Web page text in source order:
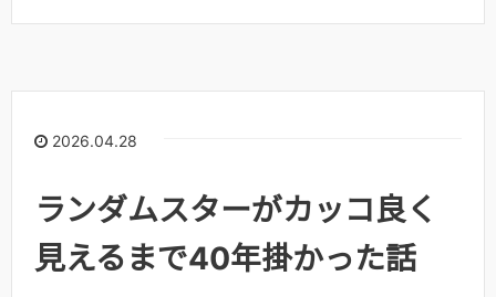
2026.04.28
ランダムスターがカッコ良く
見えるまで40年掛かった話